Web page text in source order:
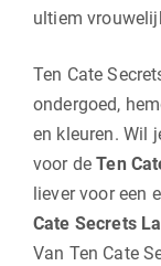
ultiem
Ten Cate
ondergoed,
en kleuren. Wil
voor deTen
liever voor een
Cate Secrets
Van Ten Cate